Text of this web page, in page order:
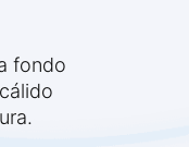
fondo